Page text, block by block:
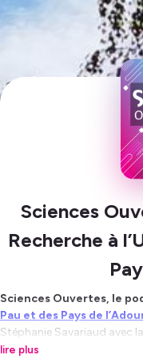
Sciences
Recherche à
Sciences Ouvertes, le
Pau et des Pays de
Stéphanie Savariaud avec
A travers une
lire plus